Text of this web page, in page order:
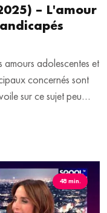
– L'amour
adolescentes et
concernés sont
sur ce sujet peu
plateau Gabrielle
uniques" et
48 min.